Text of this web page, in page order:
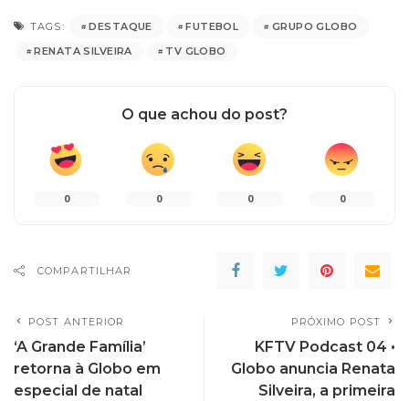
TAGS: DESTAQUE FUTEBOL
GRUPO GLOBO
RENATA SILVEIRA
TV GLOBO
O que achou do post?
0 0 0 0
COMPARTILHAR
POST ANTERIOR
‘A Grande Família’
retorna à Globo em
especial de natal
PRÓXIMO POST
KFTV Podcast 04 •
Globo anuncia Renata
Silveira, a primeira